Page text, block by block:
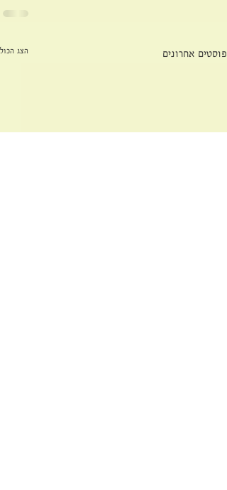
פוסטים אחרונים הצג הכול